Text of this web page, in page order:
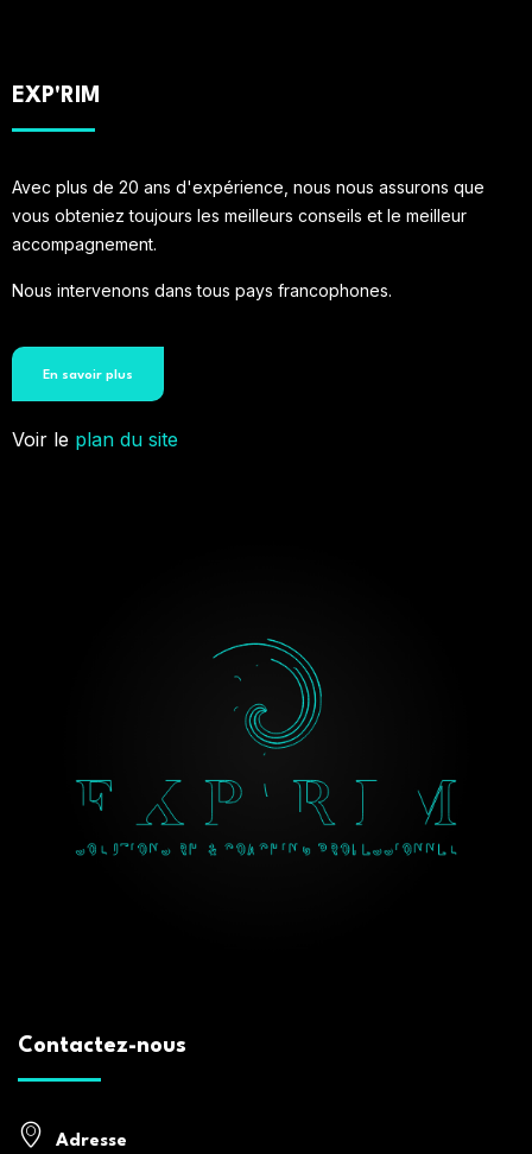
EXP'RIM
Avec plus de 20 ans d'expérience, nous nous assurons que
vous obteniez toujours les meilleurs conseils et le meilleur
accompagnement.
Nous intervenons dans tous pays francophones.
En savoir plus
Voir le plan du site
Contactez-nous
Adresse